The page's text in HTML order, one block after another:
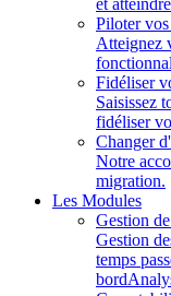
et
Piloter
Atteignez
Fidéliser
Saisissez
fidéliser
Changer
Notre
migration.
Les Modules
Gestion
Gestion
temps
bord